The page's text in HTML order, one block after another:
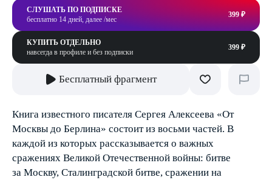
СЛУШАТЬ ПО ПОДПИСКЕ
бесплатно 14 дней, далее /мес
399 ₽
КУПИТЬ ОТДЕЛЬНО
навсегда в профиле и без подписки
399 ₽
Бесплатный фрагмент
Книга известного писателя Сергея Алексеева «От
Москвы до Берлина» состоит из восьми частей. В
каждой из которых рассказывается о важных
сражениях Великой Отечественной войны: битве
за Москву, Сталинградской битве, сражении на